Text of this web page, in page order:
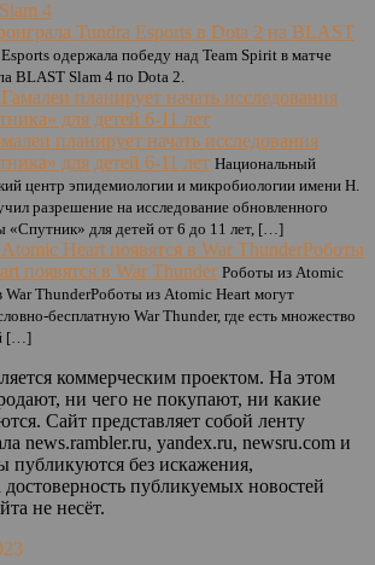
Tundra Esports в Dota 2 на BLAST
одержала победу над Team Spirit в матче
BLAST Slam 4 по Dota 2.
планирует начать исследования
для детей 6-11 лет Национальный
центр эпидемиологии и микробиологии имени Н.
разрешение на исследование обновленного
«Спутник» для детей от 6 до 11 лет, […]
Роботы
появятся в War Thunder Роботы из Atomic
War ThunderРоботы из Atomic Heart могут
бесплатную War Thunder, где есть множество
[…]
коммерческим проектом. На этом
ни чего не покупают, ни какие
Сайт представляет собой ленту
news.rambler.ru, yandex.ru, newsru.com и
публикуются без искажения,
достоверность публикуемых новостей
не несёт.